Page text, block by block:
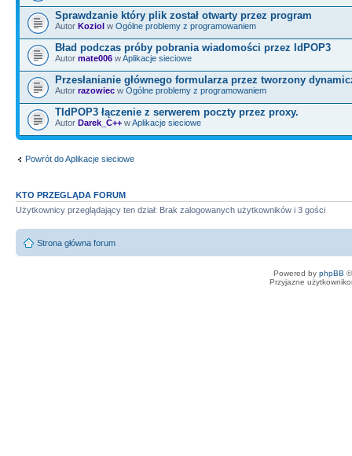
Sprawdzanie który plik został otwarty przez program
Autor Koziol w Ogólne problemy z programowaniem
Bład podczas próby pobrania wiadomości przez IdPOP3
Autor mate006 wAplikacje sieciowe
Przesłanianie głównego formularza przez tworzony
Autor razowiec w Ogólne problemy z programowaniem
TIdPOP3 łączenie z serwerem poczty przez proxy.
Autor Darek_C++ wAplikacje sieciowe
Powrót do Aplikacje sieciowe
KTO PRZEGLĄDA FORUM
Użytkownicy przeglądający ten dział: Brak zalogowanych użytkowników i 3 gości
Strona główna forum
Powered by phpBB
Przyjazne